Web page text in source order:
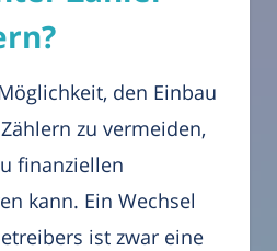
den Einbau
zu vermeiden,
finanziellen
kann. Ein Wechsel
ist zwar eine